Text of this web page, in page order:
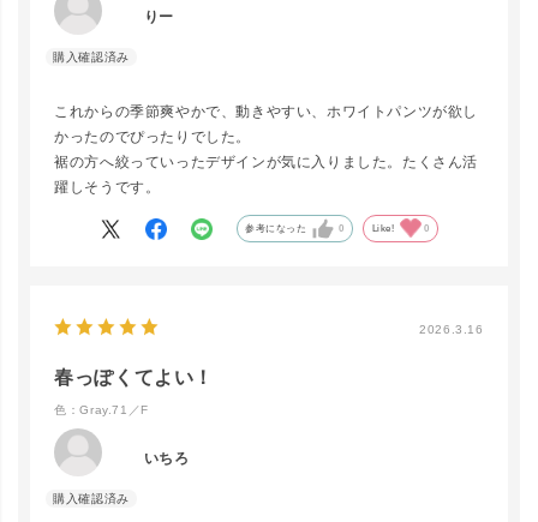
カラー／サイズ
杢Charcoa
l.61
カートに入れる
Camel.49
りー
これからの季節爽やかで、動きやすい、ホワイトパンツが欲し
かったのでぴったりでした。
裾の方へ絞っていったデザインが気に入りました。たくさん活
躍しそうです。
参考になった 0 Like! 0
2026.3.16
春っぽくてよい！
色：Gray.71／F
いちろ